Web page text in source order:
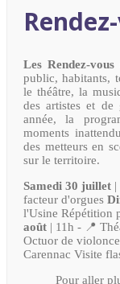
Les Rendez-
public, habitants,
le théâtre, la
des artistes et de
année, la
moments
des metteurs en
sur le territoire.
Samedi 30 juillet |
facteur d'orgues
l'Usine Répétition
août | 11h - 📍
Octuor de
Carennac Visite
Pour aller